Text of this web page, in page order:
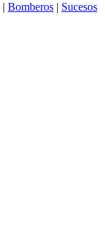
| Bomberos | Sucesos